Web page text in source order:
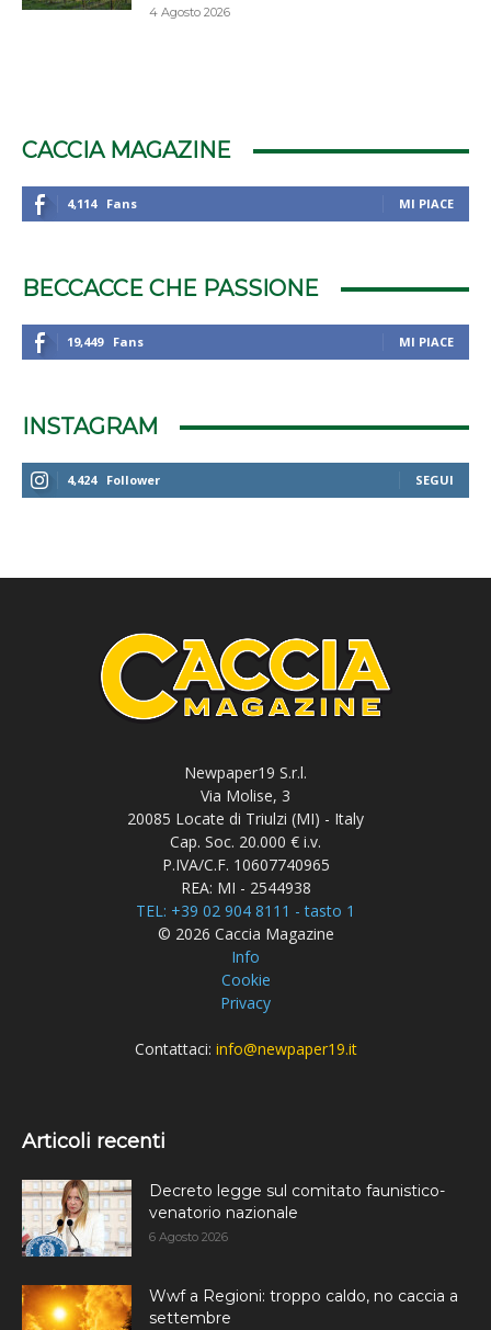
4 Agosto 2026
CACCIA MAGAZINE
4,114 Fans MI PIACE
BECCACCE CHE PASSIONE
19,449 Fans MI PIACE
INSTAGRAM
4,424 Follower SEGUI
Newpaper19 S.r.l.
Via Molise, 3
20085 Locate di Triulzi (MI) - Italy
Cap. Soc. 20.000 € i.v.
P.IVA/C.F. 10607740965
REA: MI - 2544938
TEL: +39 02 904 8111 - tasto 1
© 2026 Caccia Magazine
Info
Cookie
Privacy
Contattaci: info@newpaper19.it
Articoli recenti
Decreto legge sul comitato faunistico-
venatorio nazionale
6 Agosto 2026
Wwf a Regioni: troppo caldo, no caccia a
settembre